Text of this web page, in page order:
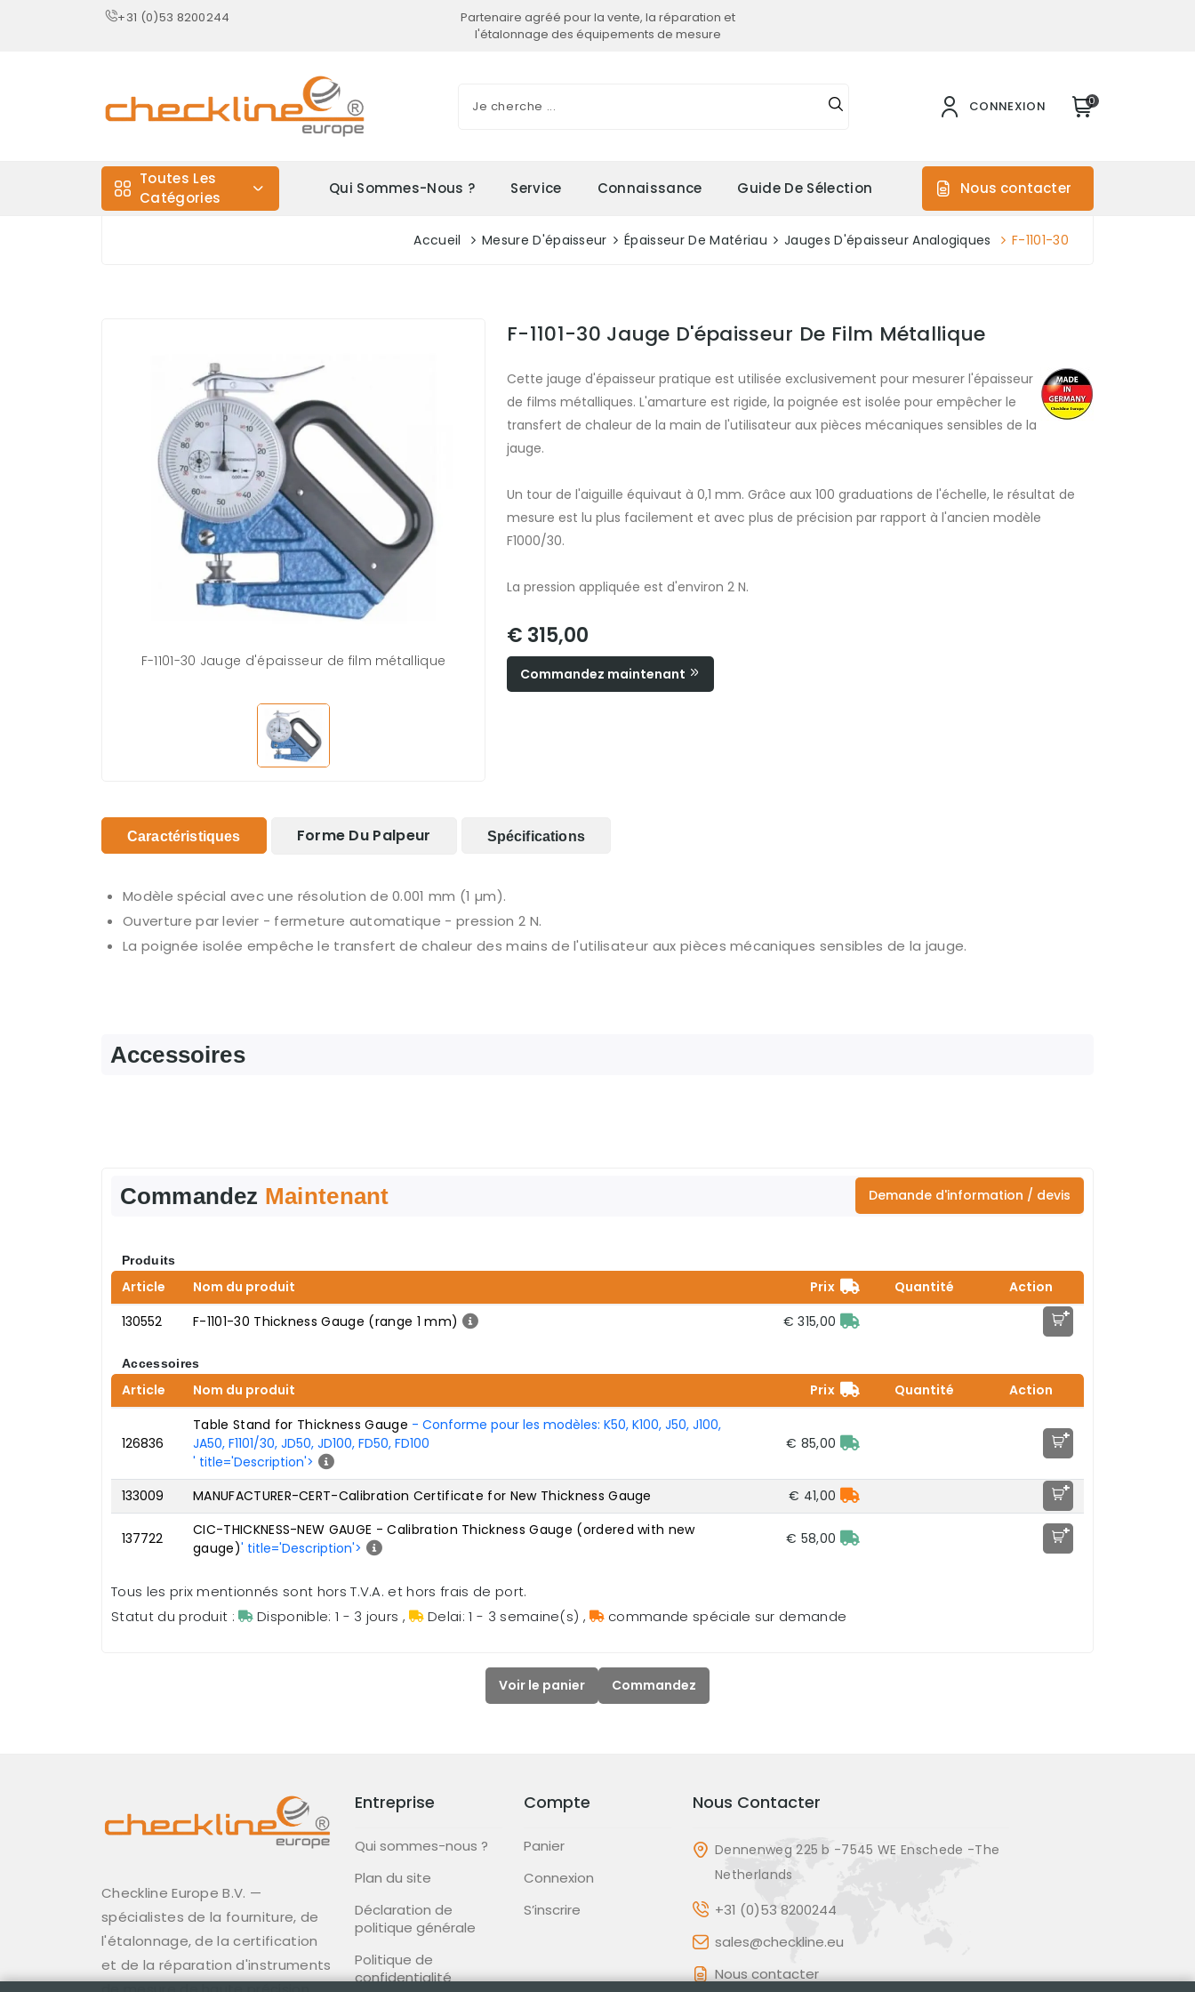
+31 (0)53 8200244
Partenaire agréé pour la vente, la réparation et
l'étalonnage des équipements de mesure
CONNEXION 0
Toutes Les
Catégories
Qui Sommes-Nous ? Service Connaissance Guide De Sélection Nous contacter
Accueil Mesure D'épaisseur Épaisseur De Matériau Jauges D'épaisseur Analogiques F-1101-30
F-1101-30 Jauge d'épaisseur de film métallique
F-1101-30 Jauge D'épaisseur De Film Métallique
Cette jauge d'épaisseur pratique est utilisée exclusivement pour mesurer l'épaisseur
de films métalliques. L'amarture est rigide, la poignée est isolée pour empêcher le
transfert de chaleur de la main de l'utilisateur aux pièces mécaniques sensibles de la
jauge.
Un tour de l'aiguille équivaut à 0,1 mm. Grâce aux 100 graduations de l'échelle, le résultat de
mesure est lu plus facilement et avec plus de précision par rapport à l'ancien modèle
F1000/30.
La pression appliquée est d'environ 2 N.
€ 315,00
Commandez maintenant
Caractéristiques Forme Du Palpeur Spécifications
Modèle spécial avec une résolution de 0.001 mm (1 µm).
Ouverture par levier - fermeture automatique - pression 2 N.
La poignée isolée empêche le transfert de chaleur des mains de l'utilisateur aux pièces mécaniques sensibles de la jauge.
Accessoires
Commandez Maintenant Demande d'information / devis
Produits
Article Nom du produit Prix Quantité
Action
130552
F-1101-30 Thickness Gauge (range 1 mm) € 315,00 +
Accessoires
Article Nom du produit Prix Quantité Action
126836
Table Stand for Thickness Gauge - Conforme pour les modèles: K50, K100, J50, J100,
JA50, F1101/30, JD50, JD100, FD50, FD100
' title='Description'>
€ 85,00 +
133009 MANUFACTURER-CERT-Calibration Certificate for New Thickness Gauge € 41,00 +
137722
CIC-THICKNESS-NEW GAUGE - Calibration Thickness Gauge (ordered with new
gauge)' title='Description'>
€ 58,00 +
Tous les prix mentionnés sont hors T.V.A. et hors frais de port.
Statut du produit :
Disponible: 1 - 3 jours , Delai: 1 - 3 semaine(s) , commande spéciale sur demande
Voir le panier Commandez
Checkline Europe B.V. —
spécialistes de la fourniture, de
l'étalonnage, de la certification
et de la réparation d'instruments
Entreprise
Qui sommes-nous ?
Plan du site
Déclaration de
politique générale
Politique de
confidentialité
Compte
Panier
Connexion
S’inscrire
Nous Contacter
Dennenweg 225 b -7545 WE Enschede -The
Netherlands
+31 (0)53 8200244
sales@checkline.eu
Nous contacter